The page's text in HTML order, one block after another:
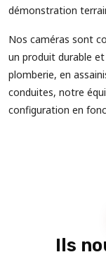
démonstration
Nos caméras sont
un produit durable
plomberie, en
conduites, notre
configuration en
Ils